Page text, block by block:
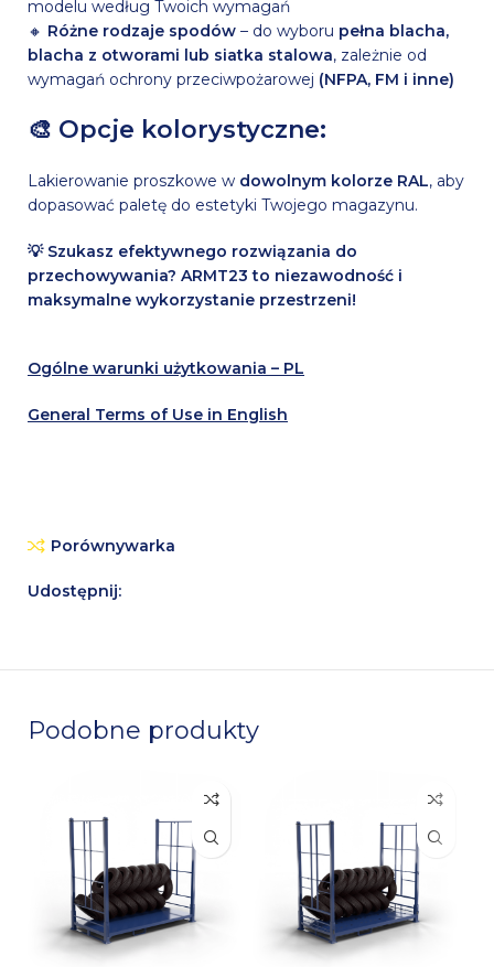
modelu według Twoich wymagań
🔸 Różne rodzaje spodów – do wyboru pełna blacha,
blacha z otworami lub siatka stalowa, zależnie od
wymagań ochrony przeciwpożarowej (NFPA, FM i inne)
🎨 Opcje kolorystyczne:
Lakierowanie proszkowe w dowolnym kolorze RAL, aby
dopasować paletę do estetyki Twojego magazynu.
💡 Szukasz efektywnego rozwiązania do
przechowywania? ARMT23 to niezawodność i
maksymalne wykorzystanie przestrzeni!
Ogólne warunki użytkowania – PL
General Terms of Use in English
Porównywarka
Udostępnij:
Podobne produkty